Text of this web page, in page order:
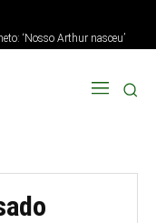
‘Nosso Arthur nasceu’